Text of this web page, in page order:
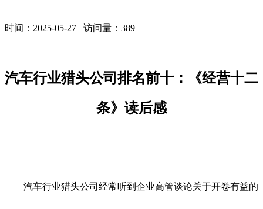
时间：2025-05-27 访问量： 389
汽车行业猎头公司排名前十：《经营十二
条》读后感
汽车行业猎头公司经常听到企业高管谈论关于开卷有益的